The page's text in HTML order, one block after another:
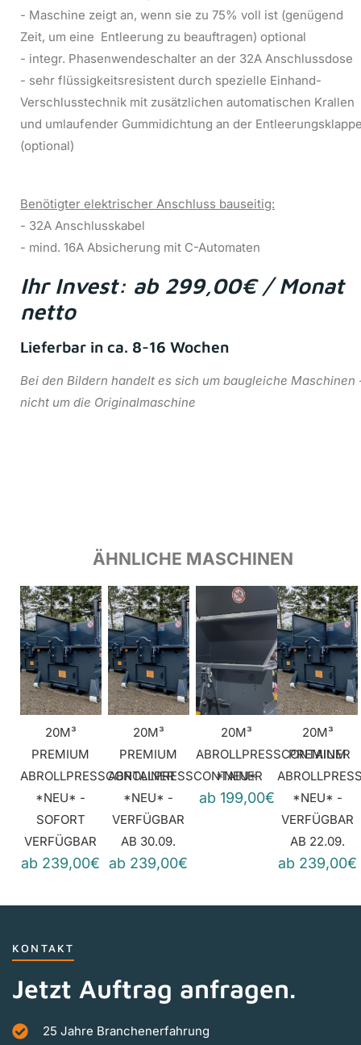
- Maschine zeigt an, wenn sie zu 75% voll ist (genügend
Zeit, um eine Entleerung zu beauftragen) optional
- integr. Phasenwendeschalter an der 32A Anschlussdose
- sehr flüssigkeitsresistent durch spezielle Einhand-
Verschlusstechnik mit zusätzlichen automatischen Krallen
und umlaufender Gummidichtung an der
(optional)
Benötigter elektrischer Anschluss bauseitig:
- 32A Anschlusskabel
- mind. 16A Absicherung mit C-Automaten
Ihr Invest: ab 299,00€ / Monat
netto
Lieferbar in ca. 8-16 Wochen
Bei den Bildern handelt es sich um baugleiche Maschinen
nicht um die Originalmaschine
ÄHNLICHE MASCHINEN
20M³
PREMIUM
ABROLLPRESSCONTAINER
*NEU* -
SOFORT
VERFÜGBAR
ab 239,00€
20M³
PREMIUM
ABROLLPRESSCONTAINER
*NEU* -
VERFÜGBAR
AB 30.09.
ab 239,00€
20M³
ABROLLPRESSCONTAINER
*NEU*
ab 199,00€
20M³
PREMIUM
*NEU* -
VERFÜGBAR
AB 22.09.
ab 239,00€
KONTAKT
Jetzt Auftrag anfragen.
25 Jahre Branchenerfahrung